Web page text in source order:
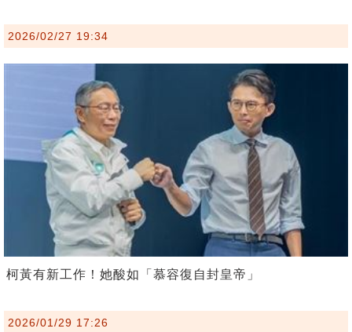
2026/02/27 19:34
柯黃有新工作！她酸如「慕容復自封皇帝」
2026/01/29 17:26